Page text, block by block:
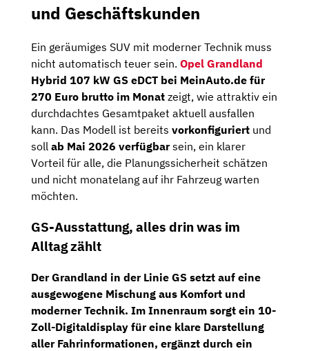
und Geschäftskunden
Ein geräumiges SUV mit moderner Technik muss
nicht automatisch teuer sein. Opel Grandland
Hybrid 107 kW GS eDCT bei MeinAuto.de für
270 Euro brutto im Monat zeigt, wie attraktiv ein
durchdachtes Gesamtpaket aktuell ausfallen
kann. Das Modell ist bereits vorkonfiguriert und
soll ab Mai 2026 verfügbarsein, ein klarer
Vorteil für alle, die Planungssicherheit schätzen
und nicht monatelang auf ihr Fahrzeug warten
möchten.
GS-Ausstattung, alles drin was im
Alltag zählt
Der Grandland in der Linie GS setzt auf eine
ausgewogene Mischung aus Komfort und
moderner Technik. Im Innenraum sorgt ein 10-
Zoll-Digitaldisplay für eine klare Darstellung
aller Fahrinformationen, ergänzt durch ein